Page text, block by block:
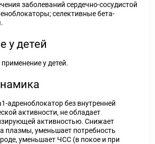
заболеваний сердечно-сосудистой
селективные бета-
у детей
у детей.
адреноблокатор без внутренней
активности, не обладает
активностью. Снижает
плазмы, уменьшает потребность
уменьшает ЧСС (в покое и при